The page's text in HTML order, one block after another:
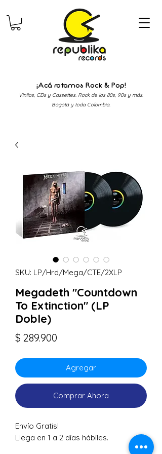
¡Acá rotamos Rock & Pop!
Vinilos, CDs y Cassettes. Rock de los 80s, 90s y más.
Bogotá y toda Colombia.
SKU: LP/Hrd/Mega/CTE/2XLP
Megadeth "Countdown
To Extinction" (LP
Doble)
$ 289.900
Agregar
Comprar Ahora
Envío Gratis!
Llega en 1 a 2 días hábiles.